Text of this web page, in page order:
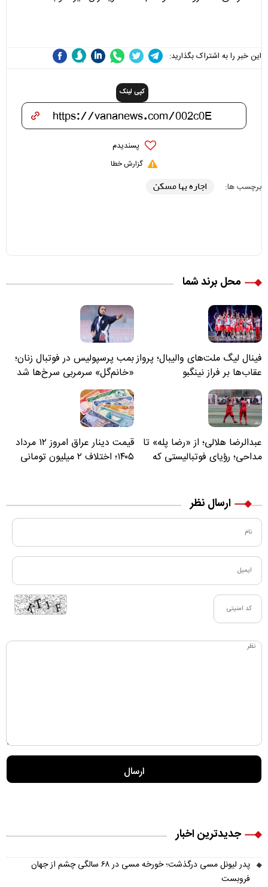
این خبر را به اشتراک بگذارید:
کپی لینک
پسندیدم
گزارش خطا
برچسب ها: اجاره بها مسکن
محل برند شما
فینال لیگ ملت‌های والیبال؛ پرواز
عقاب‌ها بر فراز نینگبو
بمب پرسپولیس در فوتبال زنان؛
«خانم‌گل» سرمربی سرخ‌ها شد
عبدالرضا هلالی؛ از «رضا پله» تا
مداحی؛ رؤیای فوتبالیستی که
قیمت دینار عراق امروز ۱۲ مرداد
۱۴۰۵؛ اختلاف ۲ میلیون تومانی
ارسال نظر
جدیدترین اخبار
پدر لیونل مسی درگذشت؛ خورخه مسی در ۶۸ سالگی چشم از جهان
فروبست